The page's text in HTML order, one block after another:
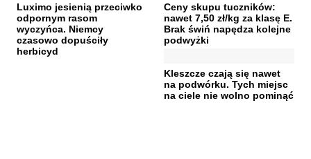
Luximo jesienią przeciwko
odpornym rasom
wyczyńca. Niemcy
czasowo dopuściły
herbicyd
Ceny skupu tuczników:
nawet 7,50 zł/kg za klasę E.
Brak świń napędza kolejne
podwyżki
Kleszcze czają się nawet
na podwórku. Tych miejsc
na ciele nie wolno pominąć